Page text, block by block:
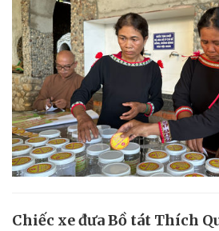
Chiếc xe đưa Bồ tát Thích